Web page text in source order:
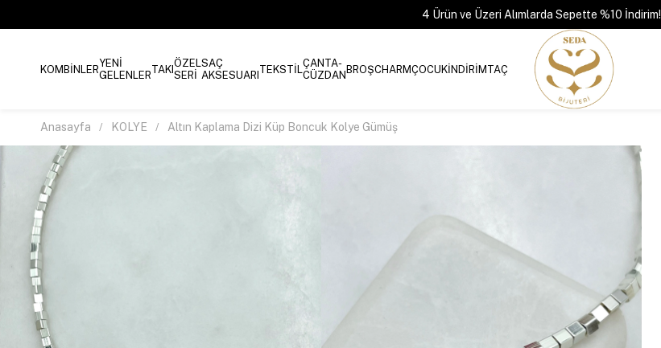
4 Ürün ve Üzeri Alımlarda Sepette %10 İndirim!
KOMBİNLERYENİ
GELENLERTAKIÖZEL
SERİ
SAÇ
AKSESUARI TEKSTİLÇANTA-
CÜZDANBROŞCHARMÇOCUKİNDİRİMTAÇ
Anasayfa KOLYE Altın Kaplama Dizi Küp Boncuk Kolye Gümüş